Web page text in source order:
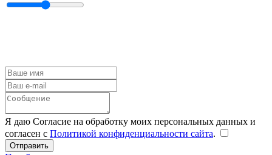
Я даю Согласие на обработку моих персональных данных и
согласен с Политикой конфиденциальности сайта.